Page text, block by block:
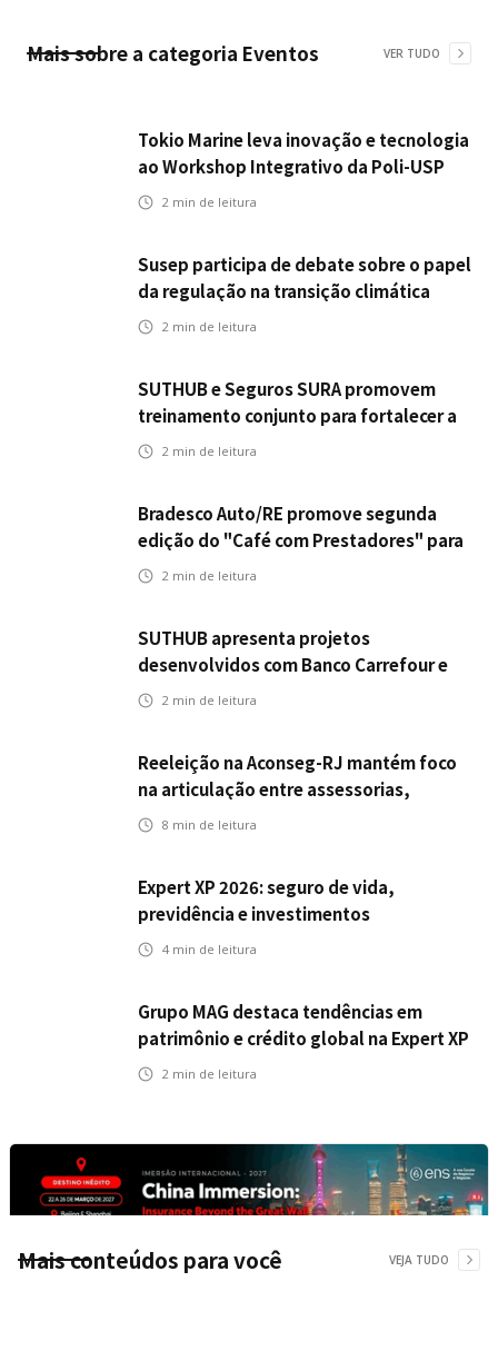
Mais sobre a categoria Eventos VER TUDO
Tokio Marine leva inovação e tecnologia
ao Workshop Integrativo da Poli-USP
2 min de leitura
Susep participa de debate sobre o papel
da regulação na transição climática
2 min de leitura
SUTHUB e Seguros SURA promovem
treinamento conjunto para fortalecer a
operação comercial do Seguro
2 min de leitura
Bradesco Auto/RE promove segunda
edição do "Café com Prestadores" para
fortalecer parceria e aprimorar
2 min de leitura
SUTHUB apresenta projetos
desenvolvidos com Banco Carrefour e
A.PET no Congresso Latino-Americano
2 min de leitura
Reeleição na Aconseg-RJ mantém foco
na articulação entre assessorias,
corretores e seguradoras
8 min de leitura
Expert XP 2026: seguro de vida,
previdência e investimentos
estabelecem uma nova agenda para a
4 min de leitura
Grupo MAG destaca tendências em
patrimônio e crédito global na Expert XP
2026
2 min de leitura
Mais conteúdos para você VEJA TUDO